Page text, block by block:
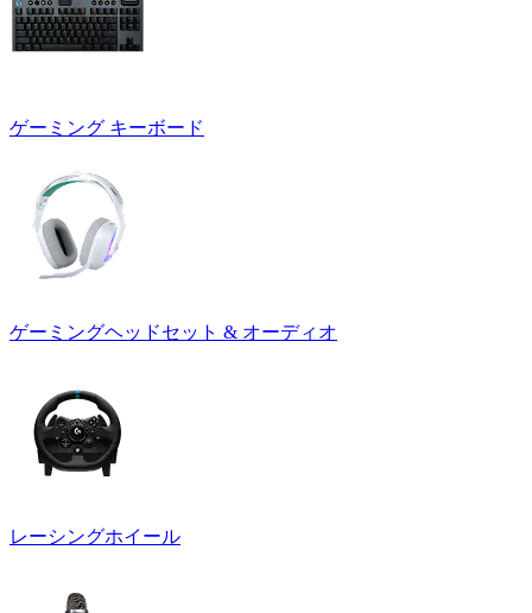
ゲーミング キーボード
ゲーミングヘッドセット & オーディオ
レーシングホイール